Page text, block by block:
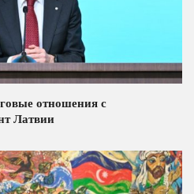
отношения с
Латвии